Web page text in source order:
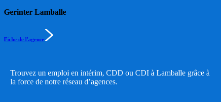
Gerinter Lamballe
Fiche de l'agence
Trouvez un emploi en intérim, CDD ou CDI à Lamballe grâce à
la force de notre réseau d’agences.